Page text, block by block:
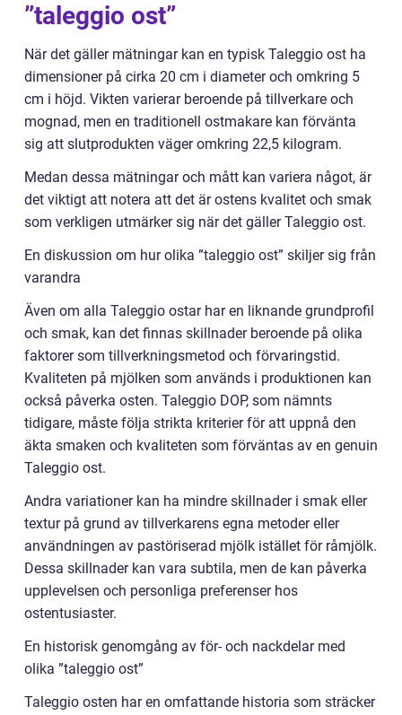
”taleggio ost”
När det gäller mätningar kan en typisk Taleggio ost ha
dimensioner på cirka 20 cm i diameter och omkring 5
cm i höjd. Vikten varierar beroende på tillverkare och
mognad, men en traditionell ostmakare kan förvänta
sig att slutprodukten väger omkring 22,5 kilogram.
Medan dessa mätningar och mått kan variera något, är
det viktigt att notera att det är ostens kvalitet och smak
som verkligen utmärker sig när det gäller Taleggio ost.
En diskussion om hur olika ”taleggio ost” skiljer sig från
varandra
Även om alla Taleggio ostar har en liknande grundprofil
och smak, kan det finnas skillnader beroende på olika
faktorer som tillverkningsmetod och förvaringstid.
Kvaliteten på mjölken som används i produktionen kan
också påverka osten. Taleggio DOP, som nämnts
tidigare, måste följa strikta kriterier för att uppnå den
äkta smaken och kvaliteten som förväntas av en genuin
Taleggio ost.
Andra variationer kan ha mindre skillnader i smak eller
textur på grund av tillverkarens egna metoder eller
användningen av pastöriserad mjölk istället för råmjölk.
Dessa skillnader kan vara subtila, men de kan påverka
upplevelsen och personliga preferenser hos
ostentusiaster.
En historisk genomgång av för- och nackdelar med
olika ”taleggio ost”
Taleggio osten har en omfattande historia som sträcker